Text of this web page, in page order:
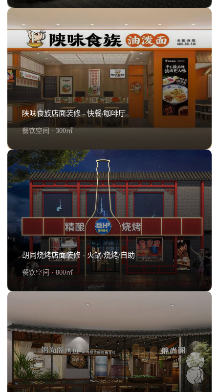
津门羊大爷店面装修 - 火锅/烧烤/自助
查看详情+
陕味食族店面装修 - 快餐/咖啡厅
餐饮空间 · 300㎡
陕味食族店面装修 - 快餐/咖啡厅
查看详情+
胡同烧烤店面装修 - 火锅/烧烤/自助
餐饮空间 · 800㎡
胡同烧烤店面装修 - 火锅/烧烤/自助
查看详情+